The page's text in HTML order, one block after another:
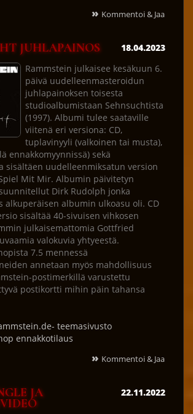
» Kommentoi & Jaa
JUHLAPAINOS
18.04.2023
Rammstein julkaisee kesäkuun 6.
päivä uudelleenmasteroidun
juhlapainoksen toisesta
studioalbumistaan Sehnsuchtista
(1997). Albumi tulee saataville
viitenä eri versiona: CD,
tuplavinyyli (valkoinen tai musta),
ennakkomyynnissä) sekä
sisältäen uudelleenmiksatun version
Mit Mir. Albumin päivitetyn
Dirk Rudolph jonka
alkuperäisen albumin ulkoasu oli. CD
sisältää 40-sivuisen vihkosen
julkaisemattomia Gottfried
valokuvia yhtyeestä.
7.5 mennessä
annetaan myös mahdollisuus
postimerkillä varustettu
postikortti mihin päin tahansa
teemasivusto
ennakkotilaus
» Kommentoi & Jaa
JA 22.11.2022